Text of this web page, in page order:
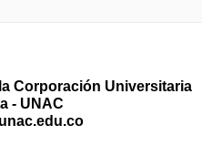
Corporación Universitaria
- UNAC